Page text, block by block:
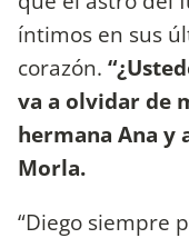
íntimos en sus
corazón.
va a olvidar de
hermana Ana y
Morla.
“Diego siempre